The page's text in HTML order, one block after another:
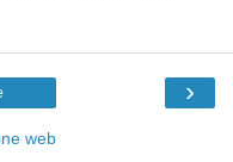
›
web